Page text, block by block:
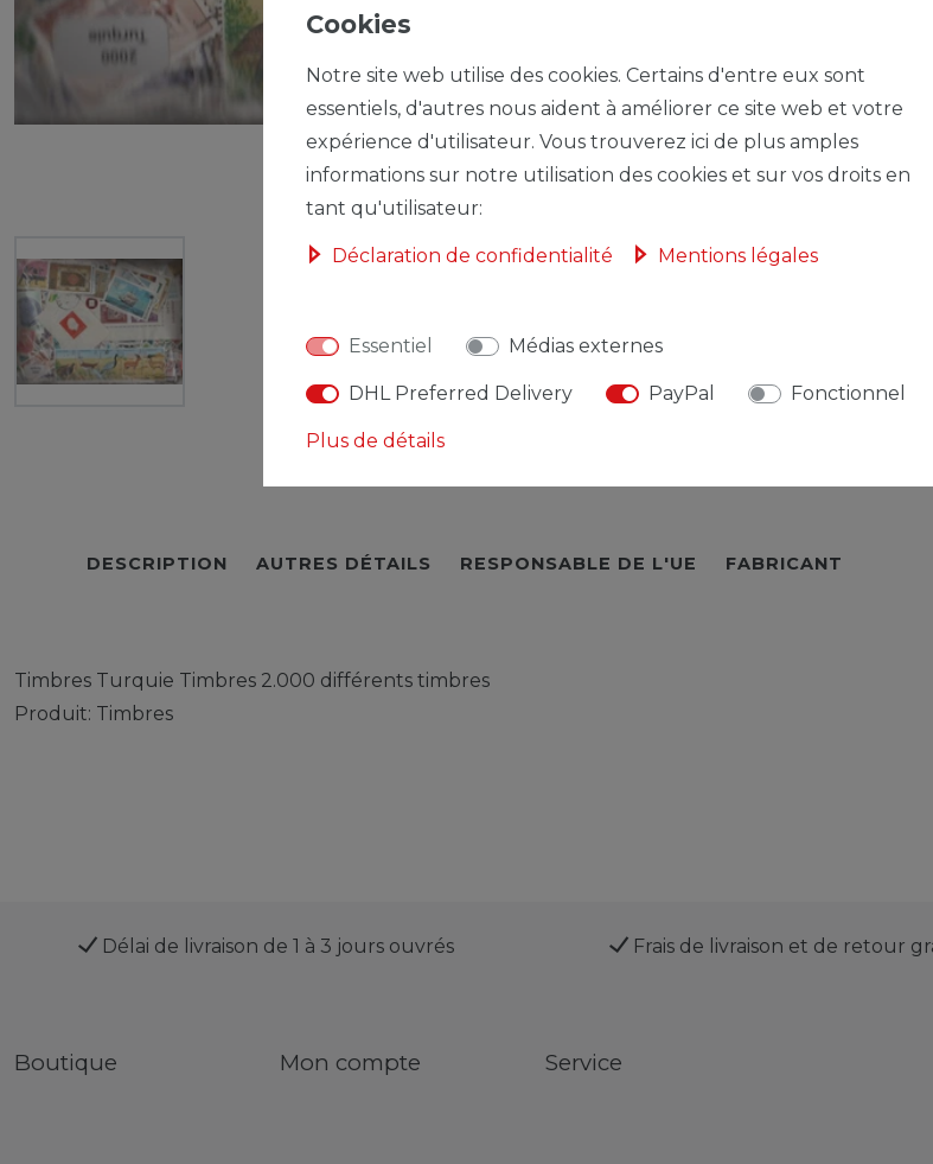
DESCRIPTION AUTRES DÉTAILS RESPONSABLE DE L'UE FABRICANT
Timbres Turquie Timbres 2.000 différents timbres
Produit: Timbres
Délai de livraison de 1 à 3 jours ouvrés Frais de livraison et de retour
Boutique Mon compte Service
Cookies
Notre site web utilise des cookies. Certains d'entre eux sont
essentiels, d'autres nous aident à améliorer ce site web et votre
expérience d'utilisateur. Vous trouverez ici de plus amples
informations sur notre utilisation des cookies et sur vos droits en
tant qu'utilisateur:
Déclaration de confidentialité Mentions légales
Essentiel Médias externes
DHL Preferred Delivery PayPal Fonctionnel
Plus de détails